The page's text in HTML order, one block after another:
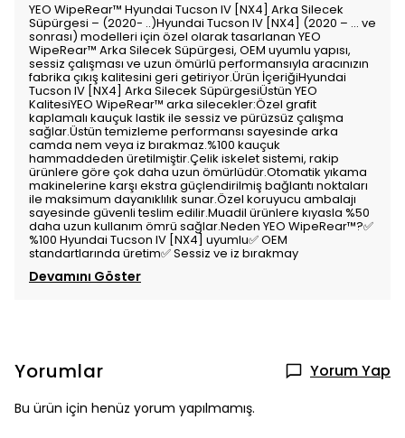
YEO WipeRear™️ Hyundai Tucson IV [NX4] Arka Silecek
Süpürgesi – (2020- ..)Hyundai Tucson IV [NX4] (2020 – … ve
sonrası) modelleri için özel olarak tasarlanan YEO
WipeRear™️ Arka Silecek Süpürgesi, OEM uyumlu yapısı,
sessiz çalışması ve uzun ömürlü performansıyla aracınızın
fabrika çıkış kalitesini geri getiriyor.Ürün İçeriğiHyundai
Tucson IV [NX4] Arka Silecek SüpürgesiÜstün YEO
KalitesiYEO WipeRear™️ arka silecekler:Özel grafit
kaplamalı kauçuk lastik ile sessiz ve pürüzsüz çalışma
sağlar.Üstün temizleme performansı sayesinde arka
camda nem veya iz bırakmaz.%100 kauçuk
hammaddeden üretilmiştir.Çelik iskelet sistemi, rakip
ürünlere göre çok daha uzun ömürlüdür.Otomatik yıkama
makinelerine karşı ekstra güçlendirilmiş bağlantı noktaları
ile maksimum dayanıklılık sunar.Özel koruyucu ambalajı
sayesinde güvenli teslim edilir.Muadil ürünlere kıyasla %50
daha uzun kullanım ömrü sağlar.Neden YEO WipeRear™️?✅
%100 Hyundai Tucson IV [NX4] uyumlu✅ OEM
standartlarında üretim✅ Sessiz ve iz bırakmay
Devamını Göster
Yorumlar Yorum Yap
Bu ürün için henüz yorum yapılmamış.